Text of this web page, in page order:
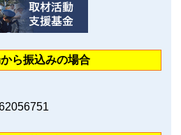
ら振込みの場合